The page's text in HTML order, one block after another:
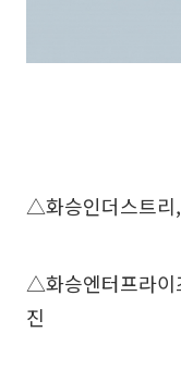
△화승인더스트리
△화승엔터프라이
진